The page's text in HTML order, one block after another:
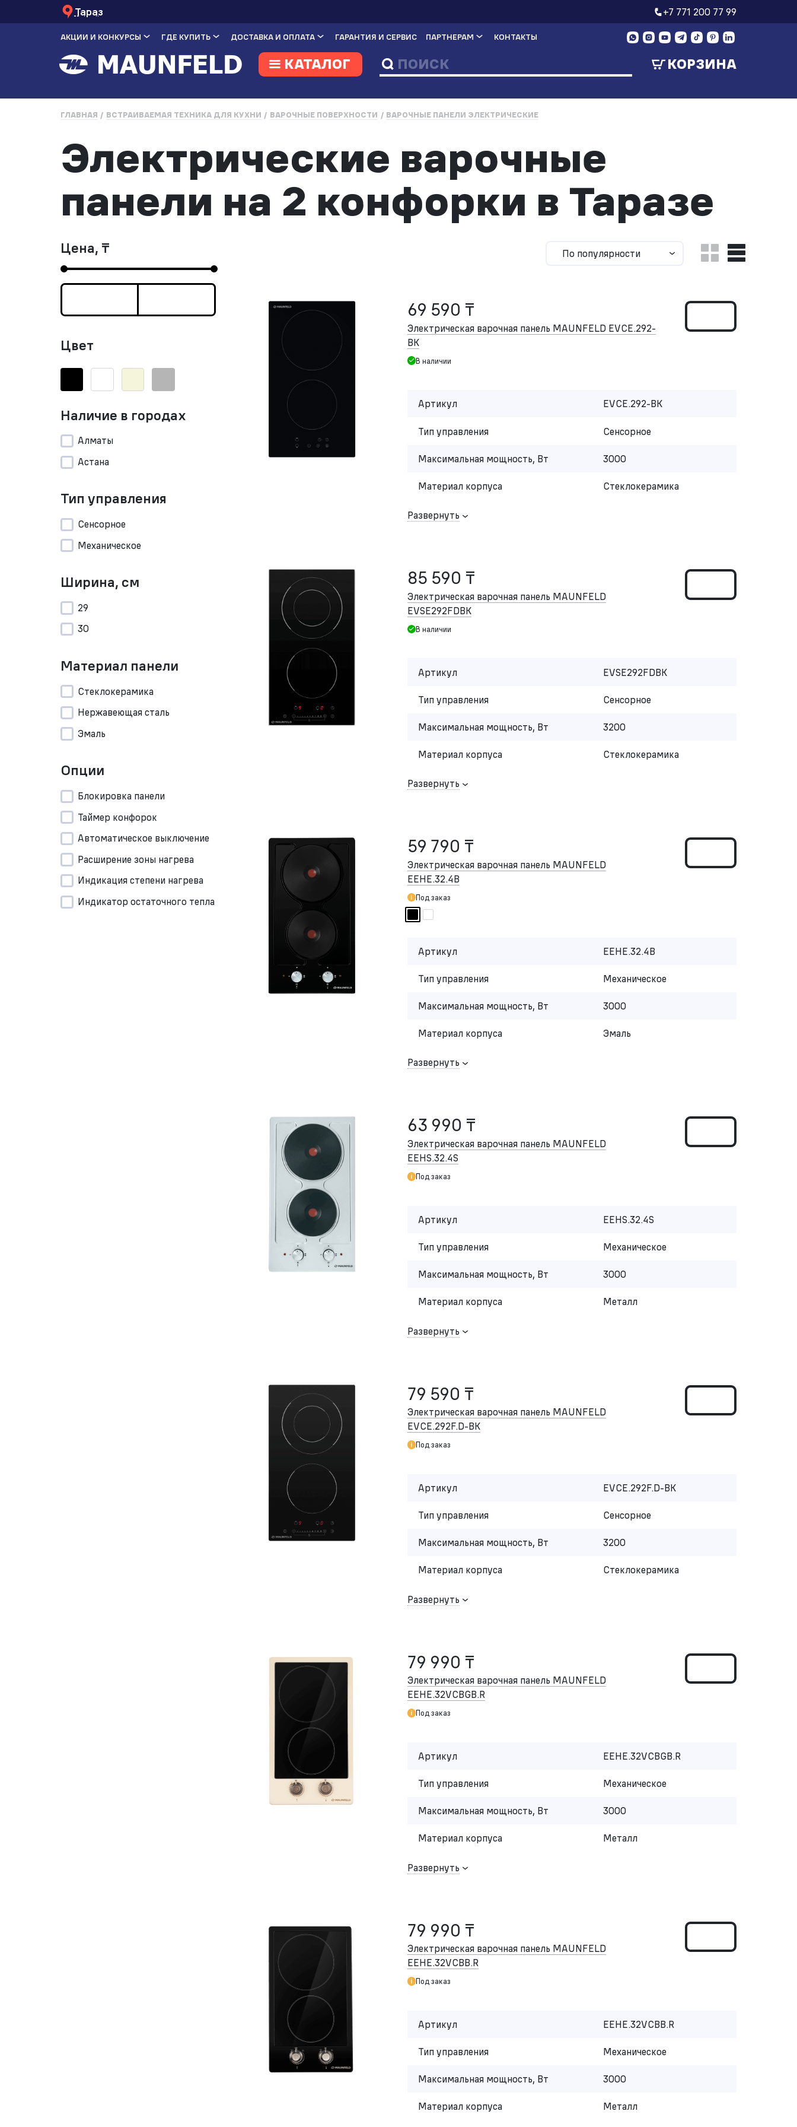
Тараз +7 771 200 77 99
АКЦИИ И КОНКУРСЫ ГДЕ КУПИТЬ ДОСТАВКА И ОПЛАТА ГАРАНТИЯ И СЕРВИС ПАРТНЕРАМ КОНТАКТЫ
КАТАЛОГ КОРЗИНА
ГЛАВНАЯ ВСТРАИВАЕМАЯ ТЕХНИКА ДЛЯ КУХНИ ВАРОЧНЫЕ ПОВЕРХНОСТИ ВАРОЧНЫЕ ПАНЕЛИ ЭЛЕКТРИЧЕСКИЕ
Электрические варочные
панели на 2 конфорки в Таразе
Цена, ₸
Цвет
Наличие в городах
Алматы
Астана
Тип управления
Сенсорное
Механическое
Ширина, см
29
30
Материал панели
Стеклокерамика
Нержавеющая сталь
Эмаль
Опции
Блокировка панели
Таймер конфорок
Автоматическое выключение
Расширение зоны нагрева
Индикация степени нагрева
Индикатор остаточного тепла
По популярности
69 590 ₸
Электрическая варочная панель MAUNFELD EVCE.292-
BK
В наличии
Артикул EVCE.292-BK
Тип управления Сенсорное
Максимальная мощность, Вт 3000
Материал корпуса Стеклокерамика
Развернуть
85 590 ₸
Электрическая варочная панель MAUNFELD
EVSE292FDBK
В наличии
Артикул EVSE292FDBK
Тип управления Сенсорное
Максимальная мощность, Вт 3200
Материал корпуса Стеклокерамика
Развернуть
59 790 ₸
Электрическая варочная панель MAUNFELD
EEHE.32.4B
Под заказ
Артикул EEHE.32.4B
Тип управления Механическое
Максимальная мощность, Вт 3000
Материал корпуса Эмаль
Развернуть
63 990 ₸
Электрическая варочная панель MAUNFELD
EEHS.32.4S
Под заказ
Артикул EEHS.32.4S
Тип управления Механическое
Максимальная мощность, Вт 3000
Материал корпуса Металл
Развернуть
79 590 ₸
Электрическая варочная панель MAUNFELD
EVCE.292F.D-BK
Под заказ
Артикул EVCE.292F.D-BK
Тип управления Сенсорное
Максимальная мощность, Вт 3200
Материал корпуса Стеклокерамика
Развернуть
79 990 ₸
Электрическая варочная панель MAUNFELD
EEHE.32VCBGB.R
Под заказ
Артикул EEHE.32VCBGB.R
Тип управления Механическое
Максимальная мощность, Вт 3000
Материал корпуса Металл
Развернуть
79 990 ₸
Электрическая варочная панель MAUNFELD
EEHE.32VCBB.R
Под заказ
Артикул EEHE.32VCBB.R
Тип управления Механическое
Максимальная мощность, Вт 3000
Материал корпуса Металл